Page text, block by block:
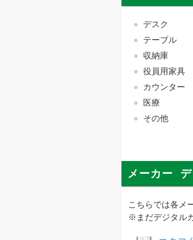
デスク
テーブル
収納庫
役員用家具
カウンター
医療
その他
メーカー
こちらでは各メ
※まだデジタル